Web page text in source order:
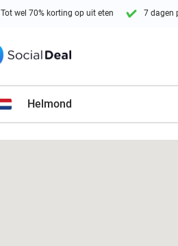
Tot wel 70% korting op uit eten 7 dagen
Helmond